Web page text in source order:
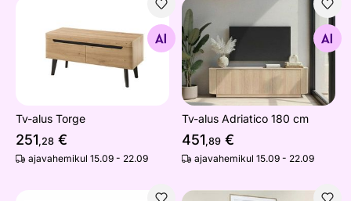
Otsi sarnaseid
Tv-alus Torge
251,28 €
ajavahemikul 15.09 - 22.09
Tv-alus Adriatico 180 cm
Tv-alus Adriatico 180 cm
451,89 €
ajavahemikul 15.09 - 22.09